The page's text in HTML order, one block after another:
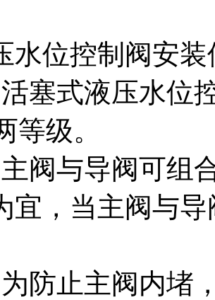
位控制阀安装
式液压水位控
等级。
与导阀可组合
宜，当主阀与
止主阀内堵，